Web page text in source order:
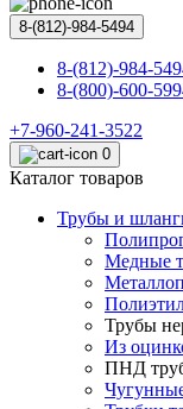
8-(812)-984-5494
8-(812)-984-
8-(800)-600-
+7-960-241-3522
0
Каталог товаров
Трубы и
Медные
Трубы
Из
ПНД